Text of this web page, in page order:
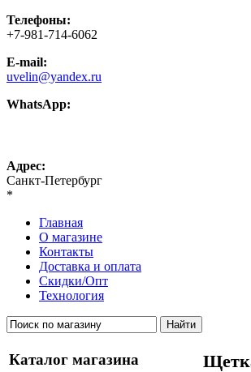
Телефоны:
+7-981-714-6062
E-mail:
uvelin@yandex.ru
WhatsApp:
Адрес:
Санкт-Петербург
*
Главная
О магазине
Контакты
Доставка и оплата
Скидки/Опт
Технология
Каталог магазина